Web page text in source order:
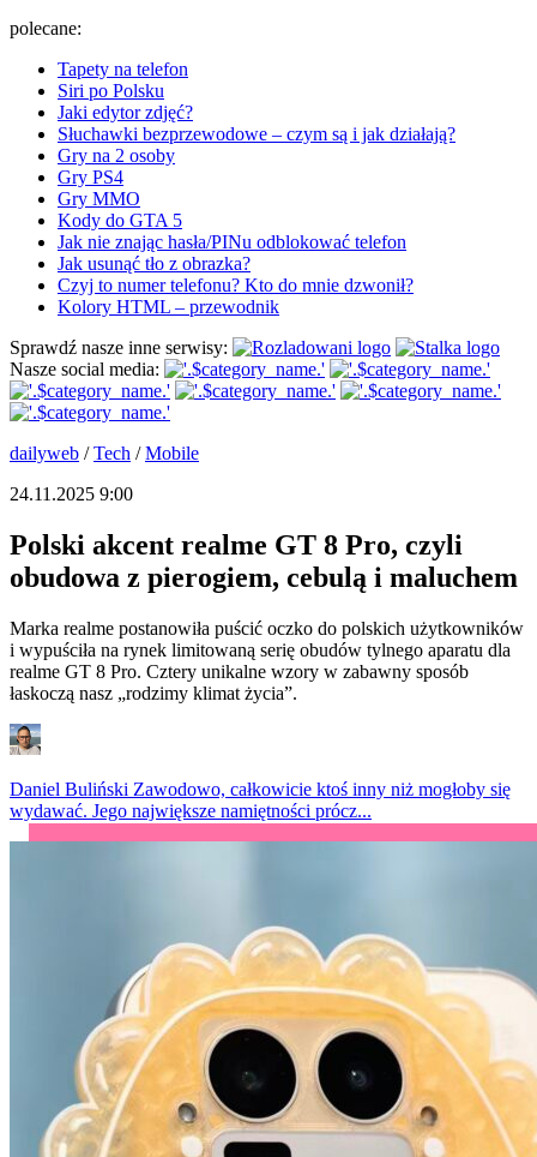
polecane:
Tapety na telefon
Siri po Polsku
Jaki edytor zdjęć?
Słuchawki bezprzewodowe – czym są i jak działają?
Gry na 2 osoby
Gry PS4
Gry MMO
Kody do GTA 5
Jak nie znając hasła/PINu odblokować telefon
Jak usunąć tło z obrazka?
Czyj to numer telefonu? Kto do mnie dzwonił?
Kolory HTML – przewodnik
Sprawdź nasze inne serwisy:
Nasze social media:
dailyweb /Tech /Mobile
24.11.2025 9:00
Polski akcent realme GT 8 Pro, czyli
obudowa z pierogiem, cebulą i maluchem
Marka realme postanowiła puścić oczko do polskich użytkowników
i wypuściła na rynek limitowaną serię obudów tylnego aparatu dla
realme GT 8 Pro. Cztery unikalne wzory w zabawny sposób
łaskoczą nasz „rodzimy klimat życia”.
Daniel Buliński Zawodowo, całkowicie ktoś inny niż mogłoby się
wydawać. Jego największe namiętności prócz...